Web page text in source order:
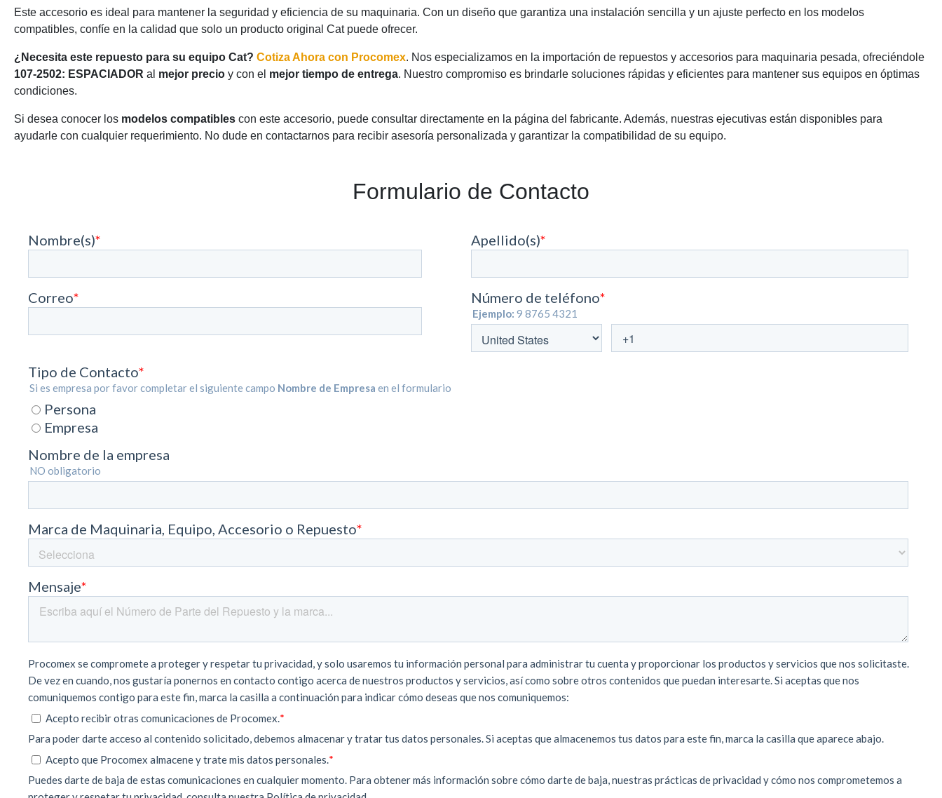
Este accesorio es ideal para mantener la seguridad y eficiencia de su maquinaria. Con un diseño que garantiza una instalación sencilla y un ajuste perfecto en los modelos
compatibles, confíe en la calidad que solo un producto original Cat puede ofrecer.
¿Necesita este repuesto para su equipo Cat? Cotiza Ahora con Procomex. Nos especializamos en la importación de repuestos y accesorios para maquinaria pesada, ofreciéndole
107-2502: ESPACIADOR al mejor precio y con el mejor tiempo de entrega. Nuestro compromiso es brindarle soluciones rápidas y eficientes para mantener sus equipos en óptimas
condiciones.
Si desea conocer los modelos compatibles con este accesorio, puede consultar directamente en la página del fabricante. Además, nuestras ejecutivas están disponibles para
ayudarle con cualquier requerimiento. No dude en contactarnos para recibir asesoría personalizada y garantizar la compatibilidad de su equipo.
Formulario de Contacto